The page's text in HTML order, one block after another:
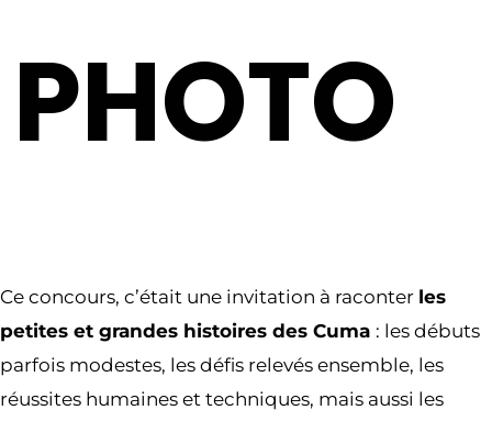
PHOTO
Ce concours, c’était une invitation à raconter les
petites et grandes histoires des Cuma : les débuts
parfois modestes, les défis relevés ensemble, les
réussites humaines et techniques, mais aussi les